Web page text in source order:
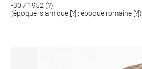
-30 / 1952 (?)
(époque islamique [?] ; époque romaine [?])